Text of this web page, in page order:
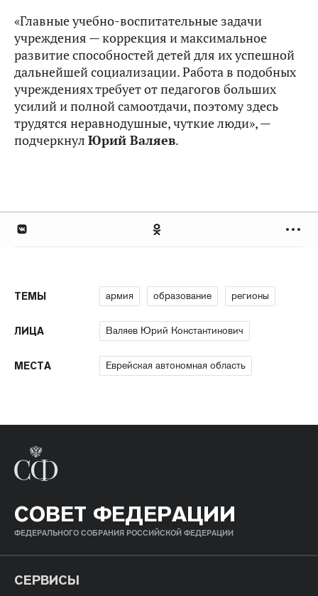
«Главные учебно-воспитательные задачи
учреждения — коррекция и максимальное
развитие способностей детей для их успешной
дальнейшей социализации. Работа в подобных
учреждениях требует от педагогов больших
усилий и полной самоотдачи, поэтому здесь
трудятся неравнодушные, чуткие люди», —
подчеркнул Юрий Валяев.
ТЕМЫ армия образование регионы
ЛИЦА Валяев Юрий Константинович
МЕСТА Еврейская автономная область
СОВЕТ ФЕДЕРАЦИИ
ФЕДЕРАЛЬНОГО СОБРАНИЯ РОССИЙСКОЙ ФЕДЕРАЦИИ
СЕРВИСЫ